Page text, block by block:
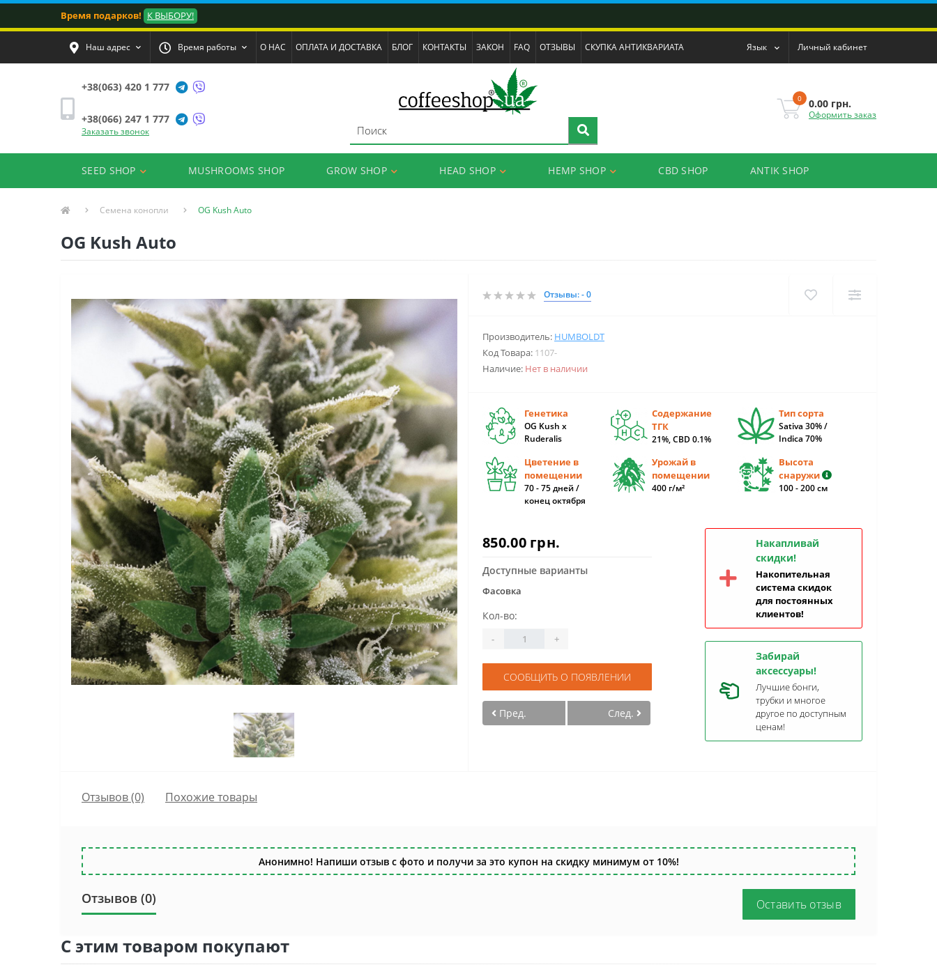
Время подарков! К ВЫБОРУ!
Наш адрес Время работы О НАС ОПЛАТА И ДОСТАВКА БЛОГ КОНТАКТЫ ЗАКОН FAQ ОТЗЫВЫ СКУПКА АНТИКВАРИАТА Язык Личный кабинет
+38(063) 420 1 777
+38(066) 247 1 777
Заказать звонок
0 0.00 грн.
Оформить заказ
SEED SHOP MUSHROOMS SHOP GROW SHOP HEAD SHOP HEMP SHOP CBD SHOP ANTIK SHOP
Семена конопли OG Kush Auto
OG Kush Auto
Отзывы: - 0
Производитель: HUMBOLDT
Код Товара: 1107-
Наличие: Нет в наличии
Генетика
OG Kush x
Ruderalis
Содержание
ТГК
21%, CBD 0.1%
Тип сорта
Sativa 30% /
Indica 70%
Цветение в
помещении
70 - 75 дней /
конец октября
Урожай в
помещении
400 г/м²
Высота
снаружи
100 - 200 см
850.00 грн.
Доступные варианты
Фасовка
Кол-во:
- +
СООБЩИТЬ О ПОЯВЛЕНИИ
Пред. След.
Накапливай
скидки!
Накопительная
система скидок
для постоянных
клиентов!
Забирай
аксессуары!
Лучшие бонги,
трубки и многое
другое по доступным
ценам!
Отзывов (0) Похожие товары
Анонимно! Напиши отзыв с фото и получи за это купон на скидку минимум от 10%!
Отзывов (0) Оставить отзыв
С этим товаром покупают